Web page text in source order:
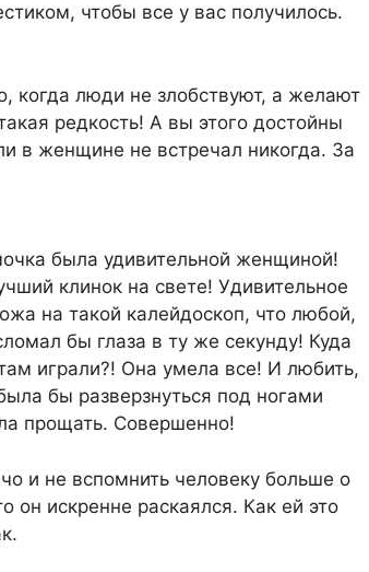
чтобы все у вас получилось.
когда люди не злобствуют, а желают
редкость! А вы этого достойны
в женщине не встречал никогда. За
была удивительной женщиной!
клинок на свете! Удивительное
на такой калейдоскоп, что любой,
бы глаза в ту же секунду! Куда
играли?! Она умела все! И любить,
бы разверзнуться под ногами
прощать. Совершенно!
и не вспомнить человеку больше о
он искренне раскаялся. Как ей это